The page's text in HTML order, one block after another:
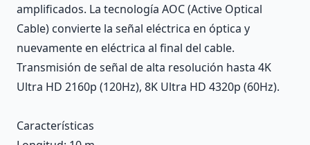
amplificados. La tecnología AOC (Active Optical
Cable) convierte la señal eléctrica en óptica y
nuevamente en eléctrica al final del cable.
Transmisión de señal de alta resolución hasta 4K
Ultra HD 2160p (120Hz), 8K Ultra HD 4320p (60Hz).
Características